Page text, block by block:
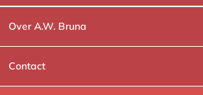
Over A.W. Bruna
Wat wij doen
Wie is Wie?
Contact
Contactinformatie